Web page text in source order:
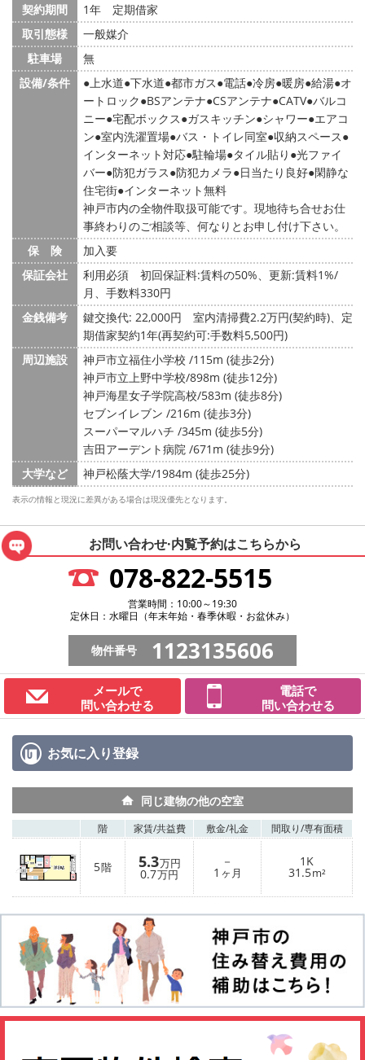
契約期間
1年 定期借家
取引態様
一般媒介
駐車場
無
設備/条件
上水道 下水道 都市ガス 電話 冷房 暖房 給湯 オ
ートロック BSアンテナ CSアンテナ CATV バルコ
ニー 宅配ボックス ガスキッチン シャワー エアコ
ン 室内洗濯置場 バス・トイレ同室 収納スペース
インターネット対応 駐輪場 タイル貼り 光ファイ
バー 防犯ガラス 防犯カメラ 日当たり良好 閑静な
住宅街 インターネット無料
神戸市内の全物件取扱可能です。現地待ち合せお仕
事終わりのご相談等、何なりとお申し付け下さい。
保 険
加入要
保証会社
利用必須 初回保証料:賃料の50%、更新:賃料1%/
月、手数料330円
金銭備考
鍵交換代: 22,000円
室内清掃費2.2万円(契約時)、定
期借家契約1年(再契約可:手数料5,500円)
周辺施設
神戸市立福住小学校 /115m (徒歩2分)
神戸市立上野中学校/898m (徒歩12分)
神戸海星女子学院高校/583m (徒歩8分)
セブンイレブン /216m (徒歩3分)
スーパーマルハチ /345m (徒歩5分)
吉田アーデント病院 /671m (徒歩9分)
大学など
神戸松蔭大学/1984m (徒歩25分)
表示の情報と現況に差異がある場合は現況優先となります。
お問い合わせ·内覧予約はこちらから
078-822-5515
営業時間：10:00～19:30
定休日：水曜日（年末年始・春季休暇・お盆休み）
物件番号 1123135606
メールで
問い合わせる
電話で
問い合わせる
お気に入り登録
同じ建物の他の空室
階 家賃/共益費 敷金/礼金 間取り/専有面積
5階 5.3万円
0.7万円
－
1 ヶ月
1K
31.5m²